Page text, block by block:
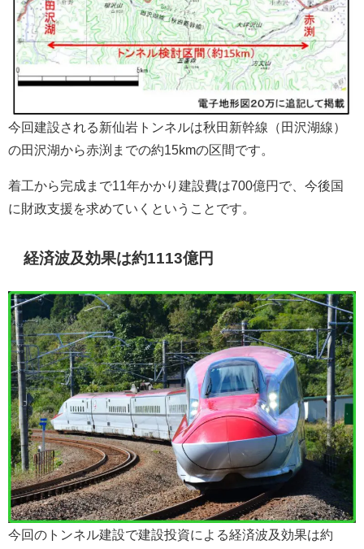
今回建設される新仙岩トンネルは秋田新幹線（田沢湖線）
の田沢湖から赤渕までの約15kmの区間です。
着工から完成まで11年かかり建設費は700億円で、今後国
に財政支援を求めていくということです。
経済波及効果は約1113億円
今回のトンネル建設で建設投資による経済波及効果は約